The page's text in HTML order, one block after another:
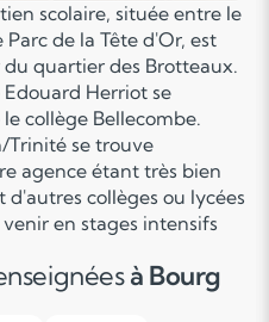
scolaire, située entre le
de la Tête d'Or, est
quartier des Brotteaux.
Edouard Herriot se
collège Bellecombe.
Trinité se trouve
agence étant très bien
d'autres collèges ou lycées
en stages intensifs
à Bourg